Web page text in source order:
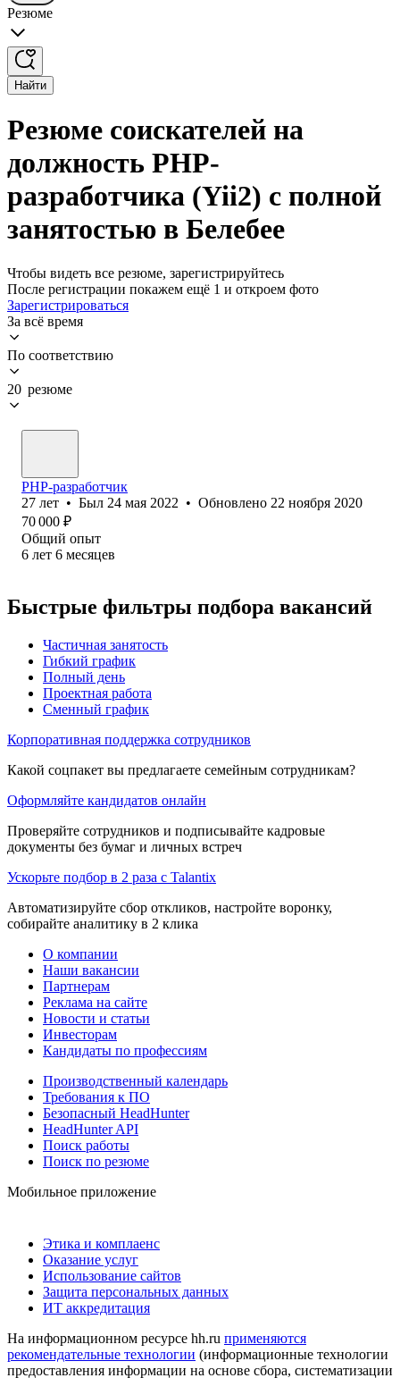
Резюме
Найти
Резюме соискателей на
должность PHP-
разработчика (Yii2) с полной
занятостью в Белебее
Чтобы видеть все резюме, зарегистрируйтесь
После регистрации покажем ещё 1 и откроем фото
Зарегистрироваться
За всё время
По соответствию
20 резюме
PHP-разработчик
27 лет • Был 24 мая 2022 • Обновлено 22 ноября 2020
70 000 ₽
Общий опыт
6 лет 6 месяцев
Быстрые фильтры подбора вакансий
Частичная занятость
Гибкий график
Полный день
Проектная работа
Сменный график
Корпоративная поддержка сотрудников
Какой соцпакет вы предлагаете семейным сотрудникам?
Оформляйте кандидатов онлайн
Проверяйте сотрудников и подписывайте кадровые
документы без бумаг и личных встреч
Ускорьте подбор в 2 раза с Talantix
Автоматизируйте сбор откликов, настройте воронку,
собирайте аналитику в 2 клика
О компании
Наши вакансии
Партнерам
Реклама на сайте
Новости и статьи
Инвесторам
Кандидаты по профессиям
Производственный календарь
Требования к ПО
Безопасный HeadHunter
HeadHunter API
Поиск работы
Поиск по резюме
Мобильное приложение
Этика и комплаенс
Оказание услуг
Использование сайтов
Защита персональных данных
ИТ аккредитация
На информационном ресурсе hh.ru применяются
рекомендательные технологии (информационные технологии
предоставления информации на основе сбора, систематизации